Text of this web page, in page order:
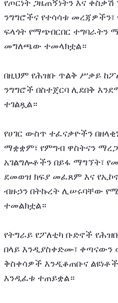
የጦርነት ጋዜጠኝነትን እና
ንግግሮችና የተሳሳቱ መረጃዎችን፣
ፍላጎት የማጭበርበር ተግባራትን
መግለጫው ተመላክቷል።
በዚህም የሕዝቡ ጥልቅ ሥቃይ
ንግግሮች በስተጀርባ ሊደበቅ
ተገልጿል።
የሀገር ውስጥ ተፈናቃዮችን
ማቋቋም፣ የምግብ ዋስትናን
አገልግሎቶችን በይፋ ማግኘት፣
ደመወዝ ክፍያ መፈጸም እና
ብዙኃን በትኩረት ሊሠሩባቸው
ተመልክቷል።
የትግራይ የፖለቲካ ቡድኖች
በላይ እንዲያስቀድሙ፣ ቀጣናውን
ቅስቀሳዎች እንዲቆጠቡና
እንዲፈቱ ተጠይቋል።